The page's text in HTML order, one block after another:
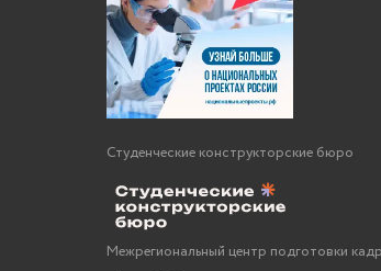
Студенческие конструкторские бюро
Межрегиональный центр подготовки